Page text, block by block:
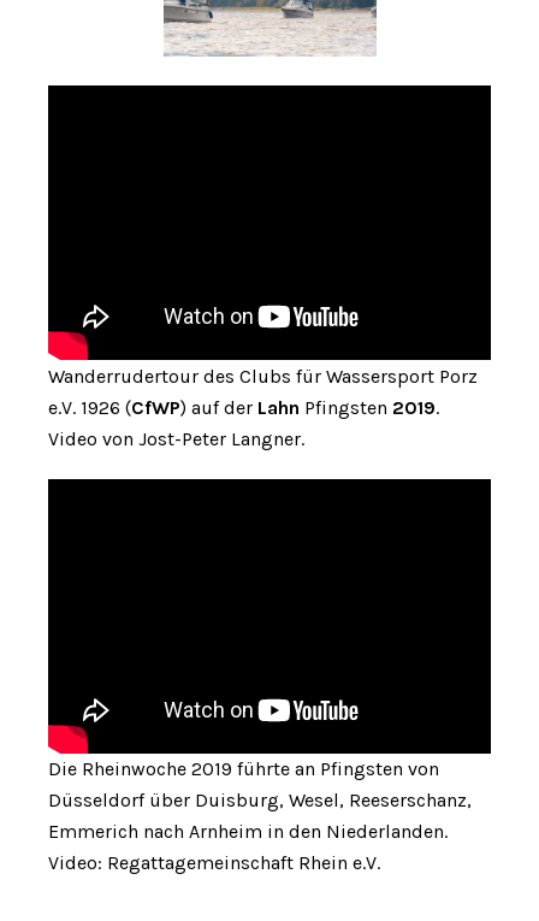
Wanderrudertour des Clubs für Wassersport Porz
e.V. 1926 (CfWP) auf der Lahn Pfingsten 2019.
Video von Jost-Peter Langner.
Die Rheinwoche 2019 führte an Pfingsten von
Düsseldorf über Duisburg, Wesel, Reeserschanz,
Emmerich nach Arnheim in den Niederlanden.
Video: Regattagemeinschaft Rhein e.V.